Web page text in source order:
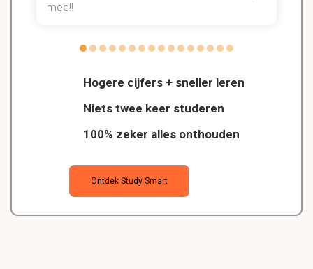
Hogere cijfers + sneller leren
Niets twee keer studeren
100% zeker alles onthouden
Ontdek Study Smart
mee!!